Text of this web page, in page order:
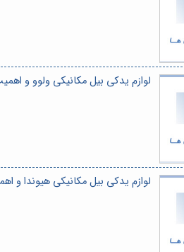
لوازم یدکی بیل مکانیکی ولوو و
لوازم یدکی بیل مکانیکی هیوندا و